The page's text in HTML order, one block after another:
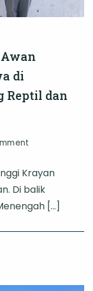
di
Reptil dan
Konservasi
di
Atas
Awan
Siswa
Krayan
Di balik
[…]